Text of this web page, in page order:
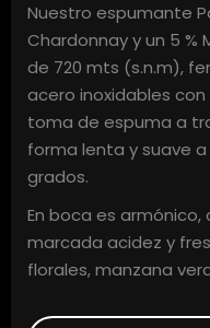
Nuestro espumante
Chardonnay y un 5 %
de 720 mts (s.n.m),
acero inoxidables
toma de espuma a
forma lenta y suave
grados.
En boca es
marcada acidez y
florales, manzana